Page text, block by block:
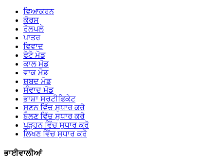
ਵਿਆਕਰਨ
ਕੋਰਸ
ਰੋਲਪਲੇ
ਪਾਤਰ
ਵਿਵਾਦ
ਫੋਟੋ ਮੋਡ
ਕਾਲ ਮੋਡ
ਵਾਕ ਮੋਡ
ਸ਼ਬਦ ਮੋਡ
ਸੰਵਾਦ ਮੋਡ
ਭਾਸ਼ਾ ਸਰਟੀਫਿਕੇਟ
ਸੁਣਨ ਵਿੱਚ ਸੁਧਾਰ ਕਰੋ
ਬੋਲਣ ਵਿੱਚ ਸੁਧਾਰ ਕਰੋ
ਪੜ੍ਹਨ ਵਿੱਚ ਸੁਧਾਰ ਕਰੋ
ਲਿਖਣ ਵਿੱਚ ਸੁਧਾਰ ਕਰੋ
ਭਾਈਵਾਲੀਆਂ